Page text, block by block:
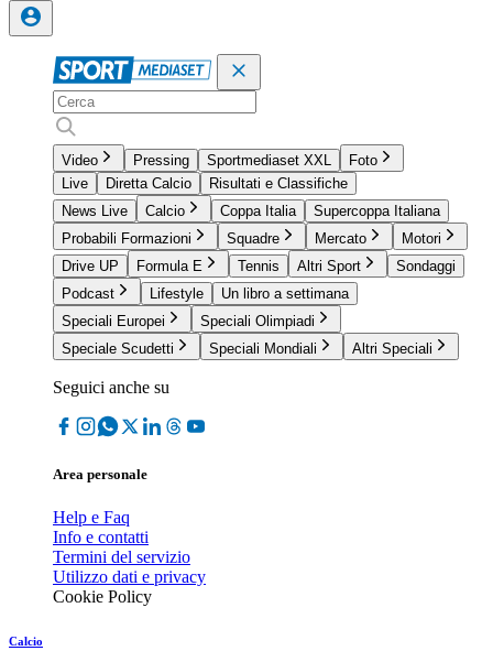
Video Pressing Sportmediaset XXL
Foto
Live
Diretta Calcio
Risultati e Classifiche
News Live
Calcio Coppa Italia
Supercoppa Italiana
Probabili Formazioni
Squadre Mercato
Motori
Drive UP
Formula E Tennis Altri Sport
Sondaggi
Podcast
Lifestyle
Un libro a settimana
Speciali Europei
Speciali Olimpiadi
Speciale Scudetti
Speciali Mondiali Altri Speciali
Seguici anche su
Area personale
Help e Faq
Info e contatti
Termini del servizio
Utilizzo dati e privacy
Cookie Policy
Calcio